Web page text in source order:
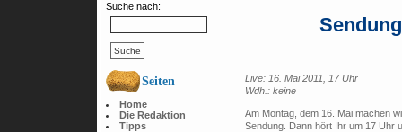
Suche nach:
Seiten
Home
Die Redaktion
Tipps
Live: 16. Mai 2011, 17 Uhr
Wdh.: keine
Am Montag, dem 16. Mai machen
Sendung. Dann hört Ihr um 17 Uhr